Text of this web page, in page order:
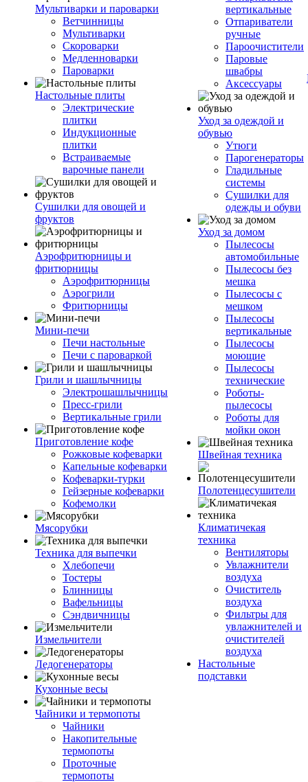
Мультиварки и пароварки
Ветчинницы
Мультиварки
Скороварки
Медленноварки
Пароварки
Настольные плиты
Электрические
плитки
Индукционные
плитки
Встраиваемые
варочные панели
Сушилки для овощей и
фруктов
Аэрофритюрницы и
фритюрницы
Аэрофритюрницы
Аэрогрили
Фритюрницы
Мини-печи
Печи настольные
Печи с пароваркой
Грили и шашлычницы
Электрошашлычницы
Пресс-грили
Вертикальные грили
Приготовление кофе
Рожковые кофеварки
Капельные кофеварки
Кофеварки-турки
Гейзерные кофеварки
Кофемолки
Мясорубки
Техника для выпечки
Хлебопечи
Тостеры
Блинницы
Вафельницы
Сэндвичницы
Измельчители
Ледогенераторы
Кухонные весы
Чайники и термопоты
Чайники
Накопительные
термопоты
Проточные
термопоты
вертикальные
Отпариватели
ручные
Пароочистители
Паровые
швабры
Аксессуары
Уход за одеждой и
обувью
Утюги
Парогенераторы
Гладильные
системы
Сушилки для
одежды и обуви
Уход за домом
Пылесосы
автомобильные
Пылесосы без
мешка
Пылесосы с
мешком
Пылесосы
вертикальные
Пылесосы
моющие
Пылесосы
технические
Роботы-
пылесосы
Роботы для
мойки окон
Швейная техника
Полотенцесушители
Климатичекая
техника
Вентиляторы
Увлажнители
воздуха
Очиститель
воздуха
Фильтры для
увлажнителей и
очистителей
воздуха
Настольные
подставки